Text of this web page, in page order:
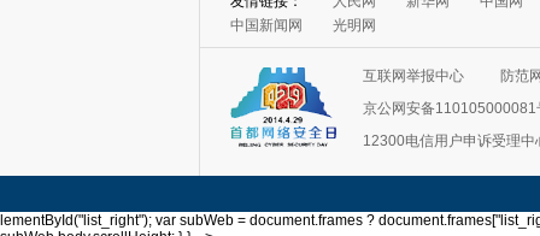
互联网举报中心
防范
京公网安备110105000081
12300电信用户申诉受理中
lementById("list_right"); var subWeb = document.frames ?